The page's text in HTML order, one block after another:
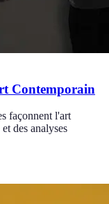
Contemporain
façonnent l'art
des analyses